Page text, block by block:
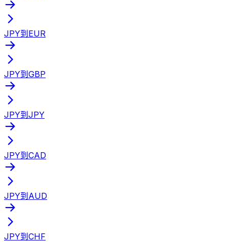
JPY到EUR
JPY到GBP
JPY到JPY
JPY到CAD
JPY到AUD
JPY到CHF